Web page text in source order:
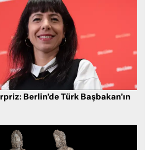
Berlin’de Türk Başbakan’ın